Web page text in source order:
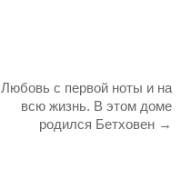
Любовь с первой ноты и на
всю жизнь. В этом доме
родился Бетховен →